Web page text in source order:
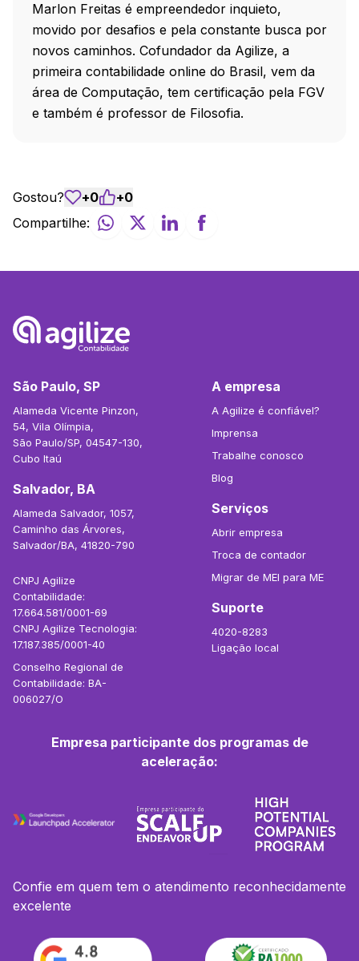
Marlon Freitas é empreendedor inquieto,
movido por desafios e pela constante busca por
novos caminhos. Cofundador da Agilize, a
primeira contabilidade online do Brasil, vem da
área de Computação, tem certificação pela FGV
e também é professor de Filosofia.
Gostou? +0 +0
Compartilhe:
São Paulo, SP
Alameda Vicente Pinzon,
54, Vila Olímpia,
São Paulo/SP, 04547-130,
Cubo Itaú
Salvador, BA
Alameda Salvador, 1057,
Caminho das Árvores,
Salvador/BA, 41820-790
CNPJ Agilize
Contabilidade:
17.664.581/0001-69
CNPJ Agilize Tecnologia:
17.187.385/0001-40
Conselho Regional de
Contabilidade: BA-
006027/O
A empresa
A Agilize é confiável?
Imprensa
Trabalhe conosco
Blog
Serviços
Abrir empresa
Troca de contador
Migrar de MEI para ME
Suporte
4020-8283
Ligação local
Empresa participante dos programas de
aceleração:
Confie em quem tem o atendimento reconhecidamente
excelente